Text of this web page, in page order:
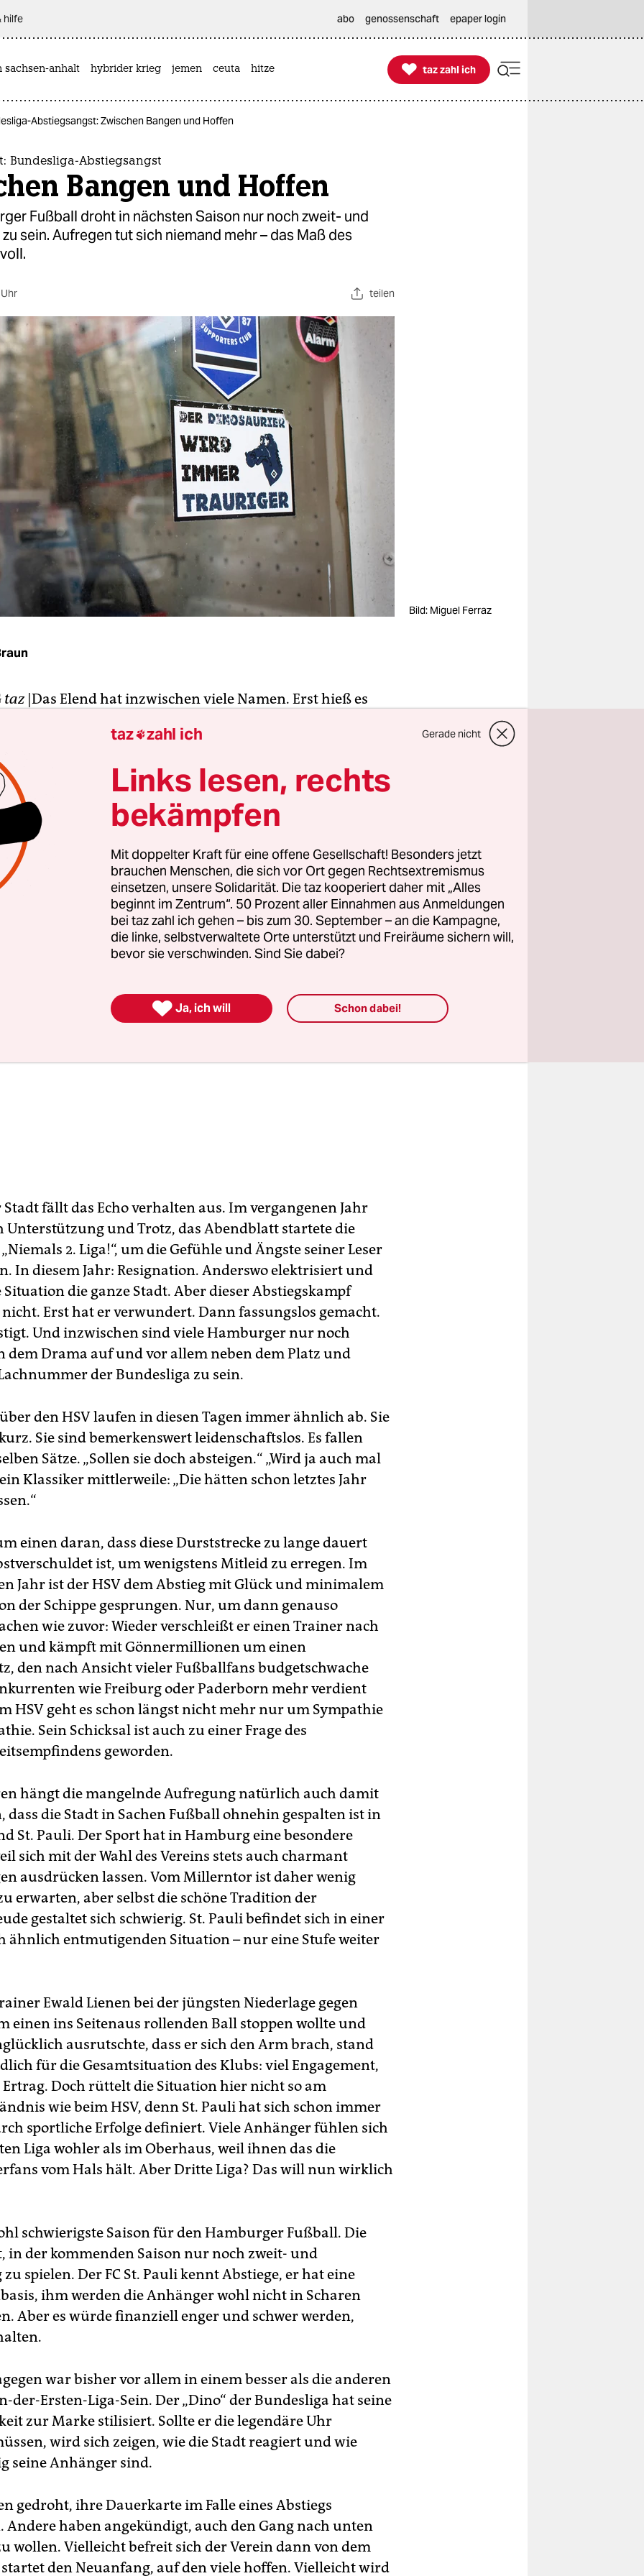
hilfe abo genossenschaft epaper login
sachsen-anhalt hybrider krieg jemen ceuta hitze 
taz zahl ich
taz zahl ich
Abstiegsangst: Zwischen Bangen und Hoffen
Bundesliga-Abstiegsangst
Bangen und Hoffen
Fußball droht in nächsten Saison nur noch zweit- und
sein. Aufregen tut sich niemand mehr – das Maß des
teilen
Bild: Miguel Ferraz
taz |Das Elend hat inzwischen viele Namen. Erst hieß es
Dann hieß es Dauerkrise. Trauerspiel.
Katastrophe. So lächerlich mache der HSV sich selbst,
dass man nicht einmal mehr Witze darüber erfinden
Sieg. Der erste seit Anfang Februar. Keineswegs eine klare
3:2. Aber: Es sind wieder Tore gefallen, man hat die
Fußball spielen sehen. Und schon träumen die ersten Fans
von meisterschaftsgleichen Feiern, von Europa.
Stadt fällt das Echo verhalten aus. Im vergangenen Jahr
Unterstützung und Trotz, das Abendblatt startete die
2. Liga!“, um die Gefühle und Ängste seiner Leser
In diesem Jahr: Resignation. Anderswo elektrisiert und
Situation die ganze Stadt. Aber dieser Abstiegskampf
Erst hat er verwundert. Dann fassungslos gemacht.
Und inzwischen sind viele Hamburger nur noch
dem Drama auf und vor allem neben dem Platz und
der Bundesliga zu sein.
den HSV laufen in diesen Tagen immer ähnlich ab. Sie
Sie sind bemerkenswert leidenschaftslos. Es fallen
Sätze. „Sollen sie doch absteigen.“ „Wird ja auch mal
Klassiker mittlerweile: „Die hätten schon letztes Jahr
einen daran, dass diese Durststrecke zu lange dauert
ist, um wenigstens Mitleid zu erregen. Im
Jahr ist der HSV dem Abstieg mit Glück und minimalem
der Schippe gesprungen. Nur, um dann genauso
wie zuvor: Wieder verschleißt er einen Trainer nach
und kämpft mit Gönnermillionen um einen
den nach Ansicht vieler Fußballfans budgetschwache
wie Freiburg oder Paderborn mehr verdient
HSV geht es schon längst nicht mehr nur um Sympathie
Sein Schicksal ist auch zu einer Frage des
geworden.
hängt die mangelnde Aufregung natürlich auch damit
dass die Stadt in Sachen Fußball ohnehin gespalten ist in
St. Pauli. Der Sport hat in Hamburg eine besondere
sich mit der Wahl des Vereins stets auch charmant
ausdrücken lassen. Vom Millerntor ist daher wenig
erwarten, aber selbst die schöne Tradition der
gestaltet sich schwierig. St. Pauli befindet sich in einer
ähnlich entmutigenden Situation – nur eine Stufe weiter
Ewald Lienen bei der jüngsten Niederlage gegen
einen ins Seitenaus rollenden Ball stoppen wollte und
ausrutschte, dass er sich den Arm brach, stand
für die Gesamtsituation des Klubs: viel Engagement,
Ertrag. Doch rüttelt die Situation hier nicht so am
wie beim HSV, denn St. Pauli hat sich schon immer
sportliche Erfolge definiert. Viele Anhänger fühlen sich
Liga wohler als im Oberhaus, weil ihnen das die
vom Hals hält. Aber Dritte Liga? Das will nun wirklich
schwierigste Saison für den Hamburger Fußball. Die
in der kommenden Saison nur noch zweit- und
spielen. Der FC St. Pauli kennt Abstiege, er hat eine
ihm werden die Anhänger wohl nicht in Scharen
Aber es würde finanziell enger und schwer werden,
war bisher vor allem in einem besser als die anderen
der-Ersten-Liga-Sein. Der „Dino“ der Bundesliga hat seine
zur Marke stilisiert. Sollte er die legendäre Uhr
wird sich zeigen, wie die Stadt reagiert und wie
seine Anhänger sind.
gedroht, ihre Dauerkarte im Falle eines Abstiegs
Andere haben angekündigt, auch den Gang nach unten
wollen. Vielleicht befreit sich der Verein dann von dem
den Neuanfang, auf den viele hoffen. Vielleicht wird
taz zahl ich Gerade nicht
Links lesen, rechts
bekämpfen
Mit doppelter Kraft für eine offene Gesellschaft! Besonders jetzt
brauchen Menschen, die sich vor Ort gegen Rechtsextremismus
einsetzen, unsere Solidarität. Die taz kooperiert daher mit „Alles
beginnt im Zentrum“. 50 Prozent aller Einnahmen aus Anmeldungen
bei taz zahl ich gehen – bis zum 30. September – an die Kampagne,
die linke, selbstverwaltete Orte unterstützt und Freiräume sichern will,
bevor sie verschwinden. Sind Sie dabei?
 Ja, ich will Schon dabei!